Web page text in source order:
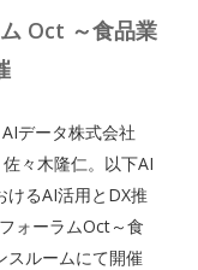
Oct ～食品業
データ株式会社
々木隆仁。以下AI
るAI活用とDX推
ォーラムOct～食
スルームにて開催